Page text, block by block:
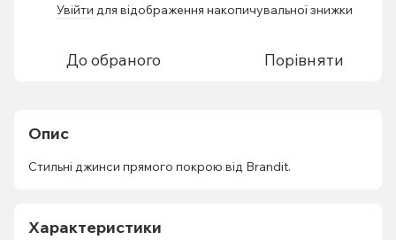
Увійти для відображення накопичувальної знижки
До обраного Порівняти
Опис
Стильні джинси прямого покрою від Brandit.
Характеристики